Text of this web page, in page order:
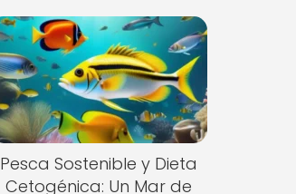
Pesca Sostenible y Dieta
Cetogénica: Un Mar de